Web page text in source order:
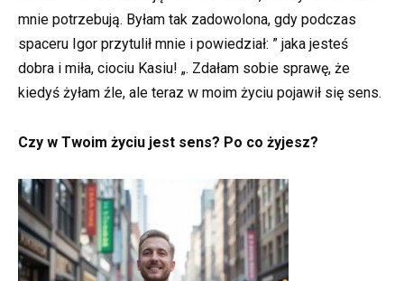
mnie potrzebują. Byłam tak zadowolona, gdy podczas
spaceru Igor przytulił mnie i powiedział: ” jaka jesteś
dobra i miła, ciociu Kasiu! „. Zdałam sobie sprawę, że
kiedyś żyłam źle, ale teraz w moim życiu pojawił się sens.
Czy w Twoim życiu jest sens? Po co żyjesz?